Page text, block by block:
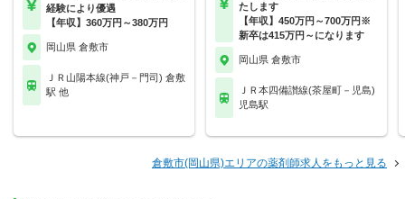
経験により優遇
【年収】360万円～380万円
岡山県 倉敷市
ＪＲ山陽本線(神戸－門司) 倉敷
駅 他
たします
【年収】450万円～700万円※
新卒は415万円～になります
岡山県 倉敷市
ＪＲ本四備讃線(茶屋町－児島)
児島駅
倉敷市(岡山県)エリアの薬剤師求人をもっと見る